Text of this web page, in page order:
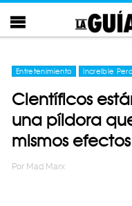
Entretenimiento Increíble
Científicos
una píldora
mismos
Por Mad Marx